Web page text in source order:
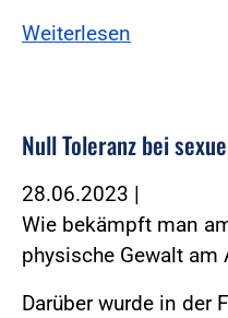
Weiterlesen
Null Toleranz bei
28.06.2023 |
Wie bekämpft man
physische Gewalt am
Darüber wurde in der